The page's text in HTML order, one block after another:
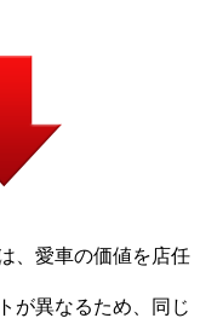
、愛車の価値を店任
が異なるため、同じ